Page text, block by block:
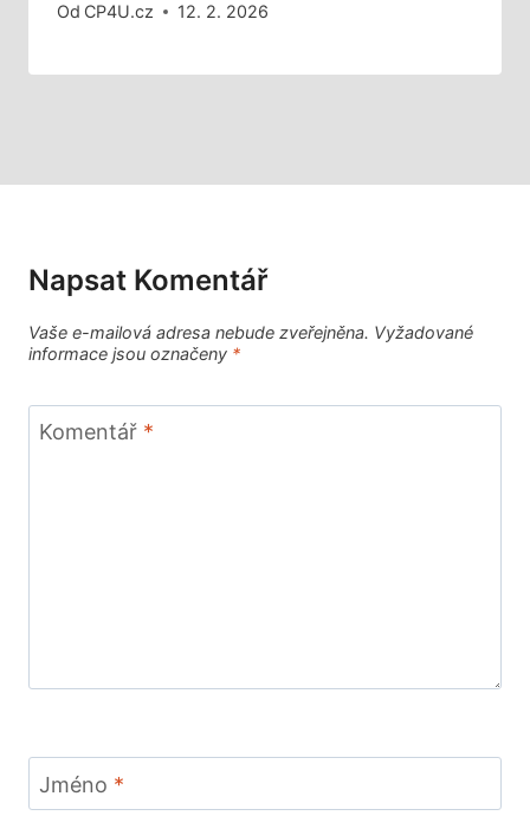
Od CP4U.cz 12. 2. 2026
Napsat Komentář
Vaše e-mailová adresa nebude zveřejněna. Vyžadované
informace jsou označeny *
Komentář *
Jméno *